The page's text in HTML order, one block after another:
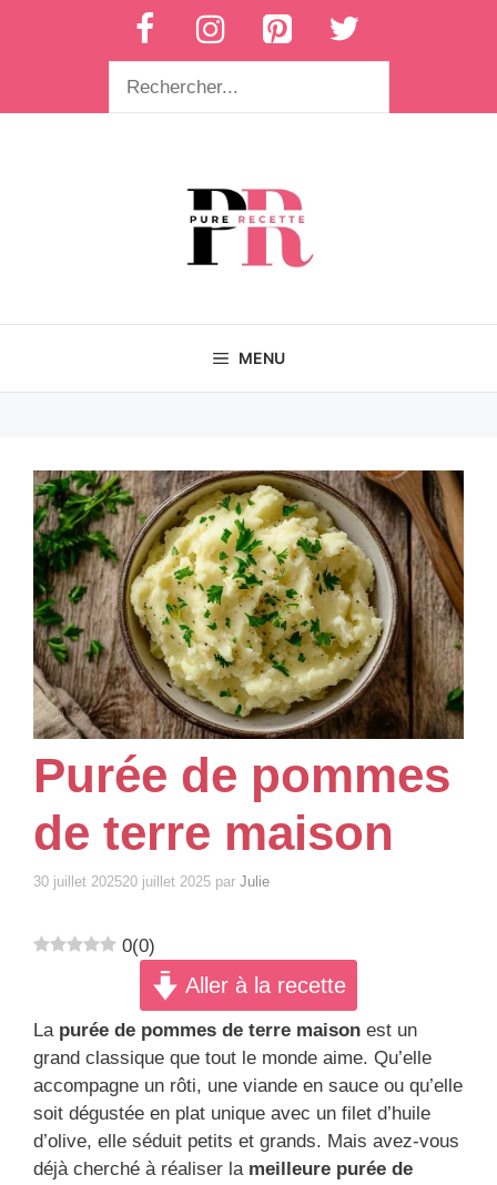
MENU
Purée de pommes
de terre maison
30 juillet 202520 juillet 2025 par Julie
0(0)
Aller à la recette
La purée de pommes de terre maison est un
grand classique que tout le monde aime. Qu’elle
accompagne un rôti, une viande en sauce ou qu’elle
soit dégustée en plat unique avec un filet d’huile
d’olive, elle séduit petits et grands. Mais avez-vous
déjà cherché à réaliser la meilleure purée de